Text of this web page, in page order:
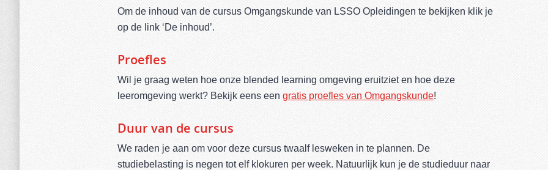
Om de inhoud van de cursus Omgangskunde van LSSO Opleidingen te bekijken klik je
op de link ‘De inhoud’.
Proefles
Wil je graag weten hoe onze blended learning omgeving eruitziet en hoe deze
leeromgeving werkt? Bekijk eens een gratis proefles van Omgangskunde!
Duur van de cursus
We raden je aan om voor deze cursus twaalf lesweken in te plannen. De
studiebelasting is negen tot elf klokuren per week. Natuurlijk kun je de studieduur naar